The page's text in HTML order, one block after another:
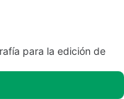
para la edición de